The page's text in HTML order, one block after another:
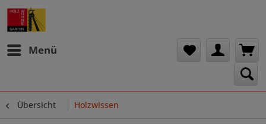
Menü
Übersicht Holzwissen